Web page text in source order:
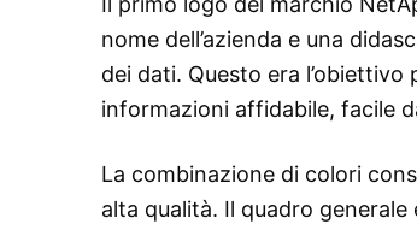
nome dell’azienda e una
dei dati. Questo era l’obiettivo
informazioni affidabile, facile
La combinazione di colori
alta qualità. Il quadro